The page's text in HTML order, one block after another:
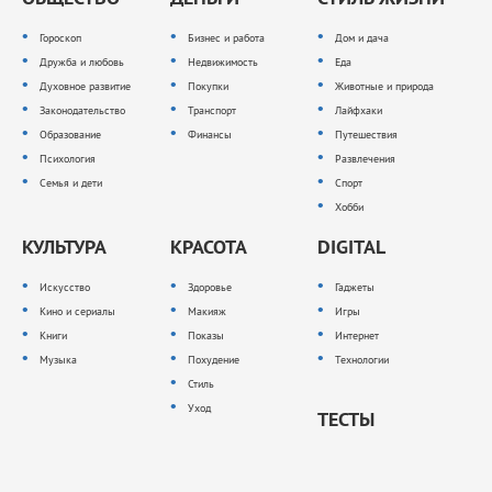
Гороскоп
Дружба и любовь
Духовное развитие
Законодательство
Образование
Психология
Семья и дети
Бизнес и работа
Недвижимость
Покупки
Транспорт
Финансы
Дом и дача
Еда
Животные и природа
Лайфхаки
Путешествия
Развлечения
Спорт
Хобби
КУЛЬТУРА
Искусство
Кино и сериалы
Книги
Музыка
КРАСОТА
Здоровье
Макияж
Показы
Похудение
Стиль
Уход
DIGITAL
Гаджеты
Игры
Интернет
Технологии
ТЕСТЫ